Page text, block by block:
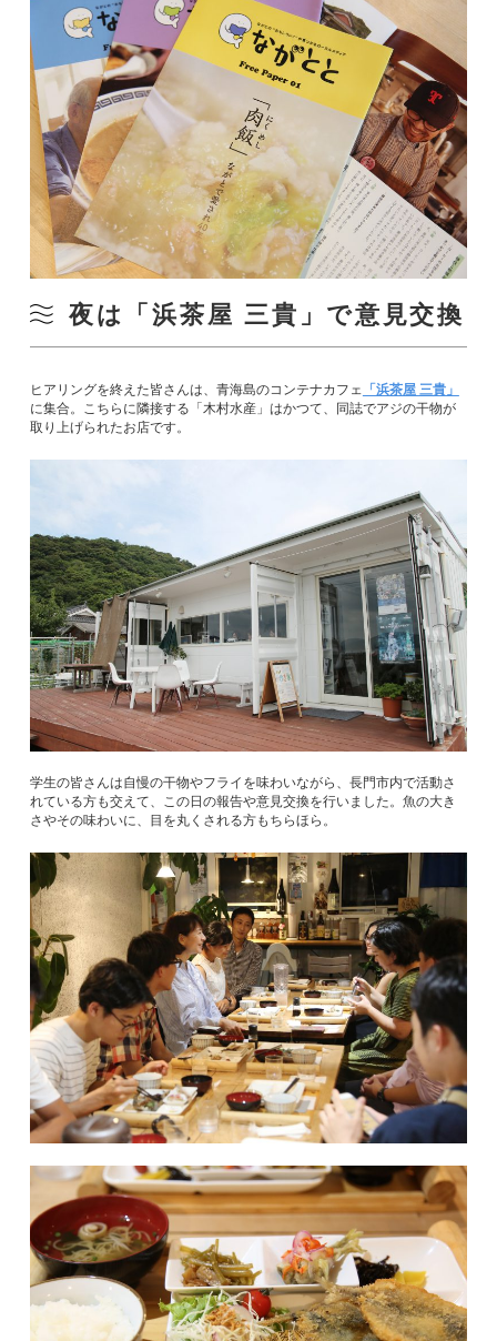
夜は「浜茶屋 三貴」で意見交換
ヒアリングを終えた皆さんは、青海島のコンテナカフェ
「浜茶屋 三貴」
に集合。こちらに隣接する「木村水産」はかつて、同誌でアジの干物が
取り上げられたお店です。
学生の皆さんは自慢の干物やフライを味わいながら、長門市内で活動さ
れている方も交えて、この日の報告や意見交換を行いました。魚の大き
さやその味わいに、目を丸くされる方もちらほら。